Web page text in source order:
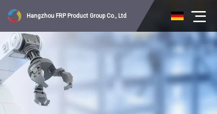
Hangzhou FRP Product Group Co., Ltd